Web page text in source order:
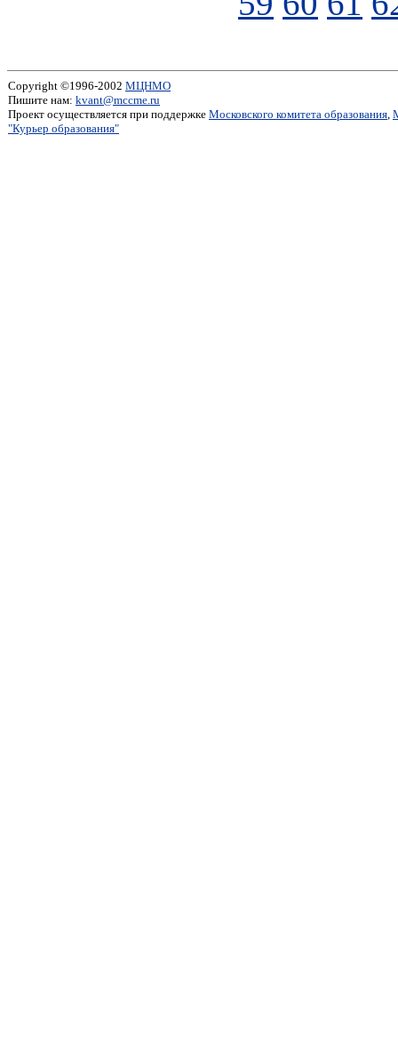
Copyright ©1996-2002 МЦНМО
Пишите нам: kvant@mccme.ru
Проект осуществляется при поддержке Московского комитета образования,
"Курьер образования"